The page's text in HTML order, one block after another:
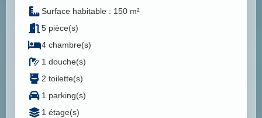
Surface habitable : 150 m²
5 pièce(s)
4 chambre(s)
1 douche(s)
2 toilette(s)
1 parking(s)
1 étage(s)